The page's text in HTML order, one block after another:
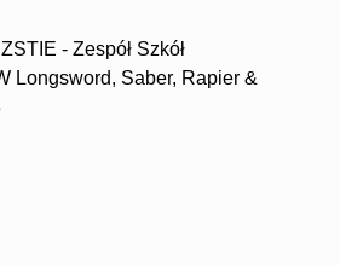
- Zespół Szkół
Longsword, Saber, Rapier &